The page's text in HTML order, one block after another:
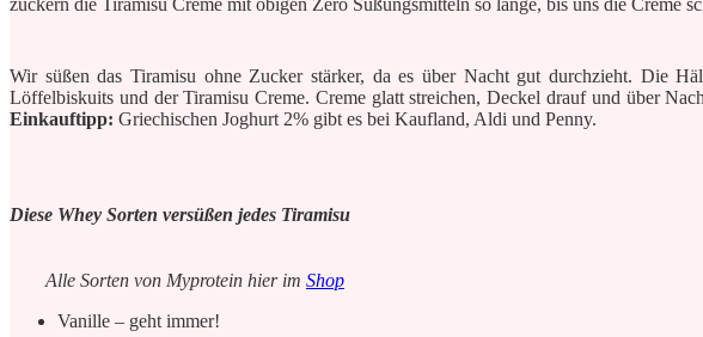
Wir süßen das Tiramisu ohne Zucker stärker, da es über Nacht gut durchzieht. Die
Löffelbiskuits und der Tiramisu Creme. Creme glatt streichen, Deckel drauf und über
Einkauftipp: Griechischen Joghurt 2% gibt es bei Kaufland, Aldi und Penny.
Diese Whey Sorten versüßen jedes Tiramisu
Alle Sorten von Myprotein hier im Shop
Vanille – geht immer!